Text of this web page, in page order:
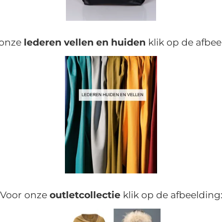
lederen vellen en huiden klik op de
Voor onze outletcollectieklik op de afbeelding: